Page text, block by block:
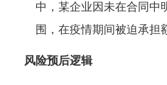
中，某企业因未在合同中
围，在疫情期间被迫承担
风险预后逻辑